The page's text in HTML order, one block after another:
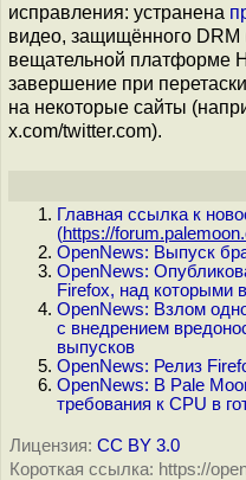
исправления: устранена
видео, защищённого DRM
вещательной платформе
завершение при
на некоторые сайты
x.com/twitter.com).
Главная ссылка к
(https://
OpenNews: Выпуск
OpenNews:
Firefox, над которыми
OpenNews: Взлом
с внедрением
выпусков
OpenNews: Релиз
OpenNews: В Pale
требования к CPU в
Лицензия: CC BY 3.0
Короткая ссылка: https://